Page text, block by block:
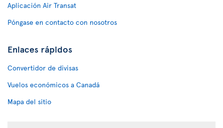
Aplicación Air Transat
Póngase en contacto con nosotros
Enlaces rápidos
Convertidor de divisas
Vuelos económicos a Canadá
Mapa del sitio